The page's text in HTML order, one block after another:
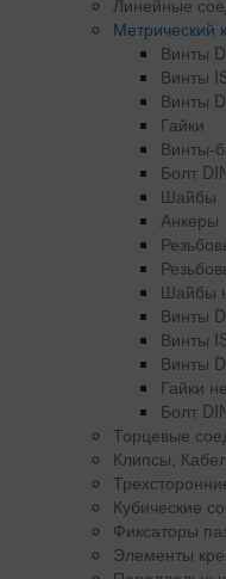
Линейные
Метрический
Винты
Винты
Винты
Гайки
Винты-
Болт
Шайбы
Анкеры
Шайбы
Винты
Винты
Винты
Гайки
Болт
Торцевые
Клипсы,
Кубические
Фиксаторы
Элементы